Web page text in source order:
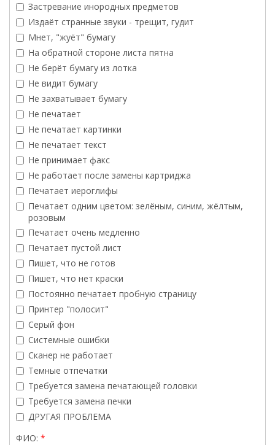
Застревание инородных предметов
Издаёт странные звуки - трещит, гудит
Мнет, "жуёт" бумагу
На обратной стороне листа пятна
Не берёт бумагу из лотка
Не видит бумагу
Не захватывает бумагу
Не печатает
Не печатает картинки
Не печатает текст
Не принимает факс
Не работает после замены картриджа
Печатает иероглифы
Печатает одним цветом: зелёным, синим, жёлтым,
розовым
Печатает очень медленно
Печатает пустой лист
Пишет, что не готов
Пишет, что нет краски
Постоянно печатает пробную страницу
Принтер "полосит"
Серый фон
Системные ошибки
Сканер не работает
Темные отпечатки
Требуется замена печатающей головки
Требуется замена печки
ДРУГАЯ ПРОБЛЕМА
ФИО: